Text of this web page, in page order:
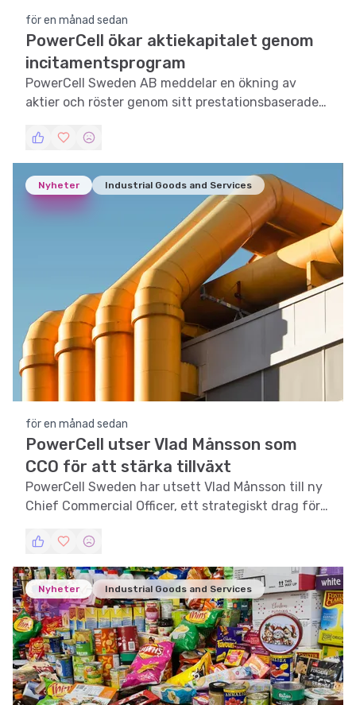
för en månad sedan
PowerCell ökar aktiekapitalet genom
incitamentsprogram
PowerCell Sweden AB meddelar en ökning av
aktier och röster genom sitt prestationsbaserade
Nyheter Industrial Goods and Services
för en månad sedan
PowerCell utser Vlad Månsson som
CCO för att stärka tillväxt
PowerCell Sweden har utsett Vlad Månsson till ny
Chief Commercial Officer, ett strategiskt drag för
Nyheter Industrial Goods and Services